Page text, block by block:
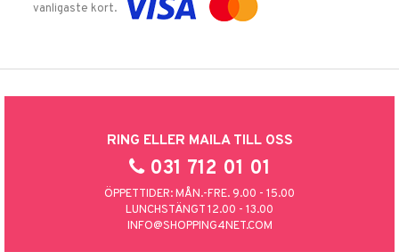
vanligaste kort.
RING ELLER MAILA TILL OSS
031 712 01 01
ÖPPETTIDER: MÅN.-FRE. 9.00 - 15.00
LUNCHSTÄNGT 12.00 - 13.00
INFO@SHOPPING4NET.COM